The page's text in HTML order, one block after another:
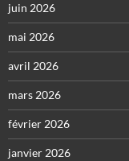
juin 2026
mai 2026
avril 2026
mars 2026
février 2026
janvier 2026